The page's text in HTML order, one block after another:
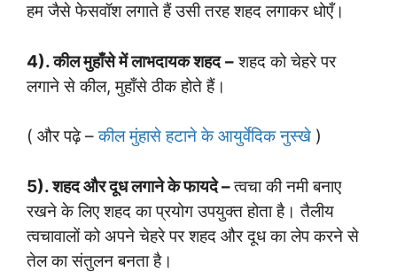
हम जैसे फेसवॉश लगाते हैं उसी तरह शहद लगाकर धोएँ।
4). कील मुहाँसे में लाभदायक शहद –शहद को चेहरे पर
लगाने से कील, मुहाँसे ठीक होते हैं।
( और पढ़े –कील मुंहासे हटाने के आयुर्वेदिक नुस्खे )
5). शहद और दूध लगाने के फायदे –त्वचा की नमी बनाए
रखने के लिए शहद का प्रयोग उपयुक्त होता है। तैलीय
त्वचावालों को अपने चेहरे पर शहद और दूध का लेप करने से
तेल का संतुलन बनता है।